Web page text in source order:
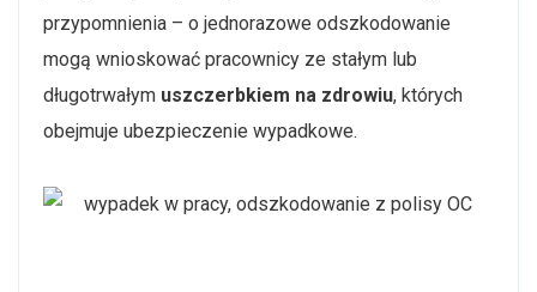
przypomnienia – o jednorazowe odszkodowanie
mogą wnioskować pracownicy ze stałym lub
długotrwałym uszczerbkiem na zdrowiu, których
obejmuje ubezpieczenie wypadkowe.